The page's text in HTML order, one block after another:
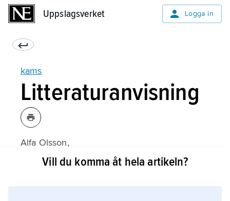
Uppslagsverket Logga in
kams
Litteraturanvisning
Alfa Olsson,
Om allmogens kosthåll
Vill du komma åt hela artikeln?